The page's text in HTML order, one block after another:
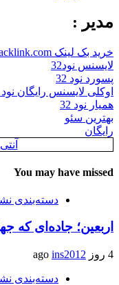
مدیر :
خرید بک لینک behtarinbacklink.com
لایسنس نود32
پسورد نود 32
اوکلی لایسنس رایگان نود 32
همیار نود 32
بهترین سئو
رایگان
You may have missed
دسته‌بندی
اربعین؛ جاده‌ای که
4 روز ago ins2012
دسته‌بندی